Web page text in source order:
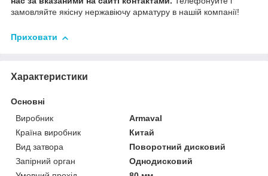
замовляйте якісну нержавіючу арматуру в нашій компанії!
Приховати
Характеристики
Основні
Виробник
Armaval
Країна виробник
Китай
Вид затвора
Поворотний дисковий
Запірний орган
Однодисковий